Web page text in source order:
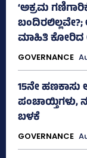
‘ಅಕ್ರಮ
ಮಾಹಿತಿ ಕೋರಿದ
GOVERNANCE
15ನೇ
ಪಂಚಾಯ್ತಿಗಳು,
ಬಳಕೆ
GOVERNANCE